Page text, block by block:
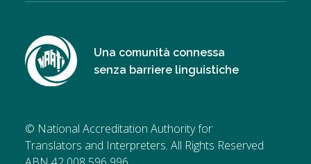
Una comunità connessa
senza barriere linguistiche
© National Accreditation Authority for
Translators and Interpreters. All Rights Reserved